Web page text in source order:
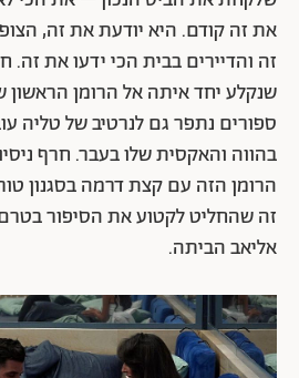
את זה קודם. היא יודעת את זה,
זה והדיירים בבית הכי ידעו את זה.
שנקלע יחד איתה אל הרומן הראשון
ספורים נתפר גם לנרטיב של טליה
בהווה והאקסית שלו בעבר. חרף
הרומן הזה עם קצת דרמה בסגנון
זה שהחליט לקטוע את הסיפור
אליאב הביתה.